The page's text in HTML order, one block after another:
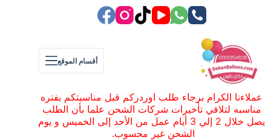
أقسام الموقع
عملاءنا الكرام برجاء طلب اوردركم قبل مناسبتكم بفتره
مناسبه لتلافي تأخيرات شركات الشحن علما بأن الطلب
يصل خلال 2 إلي 3 أيام عمل من الأحد إلى الخميس و يوم
الشحن غير محسوب.